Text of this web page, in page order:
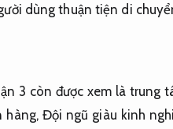
dùng thuận tiện di
3 còn được xem là trung
hàng, Đội ngũ giàu kinh